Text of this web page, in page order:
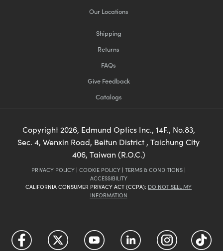
Our Locations
Shipping
Returns
FAQs
Give Feedback
Catalogs
Copyright 2026, Edmund Optics Inc., 14F., No.83,
Sec. 4, Wenxin Road, Beitun District , Taichung City
406, Taiwan (R.O.C.)
PRIVACY POLICY | COOKIE POLICY | TERMS & CONDITIONS |
ACCESSIBILITY
CALIFORNIA CONSUMER PRIVACY ACT (CCPA): DO NOT SELL MY
INFORMATION